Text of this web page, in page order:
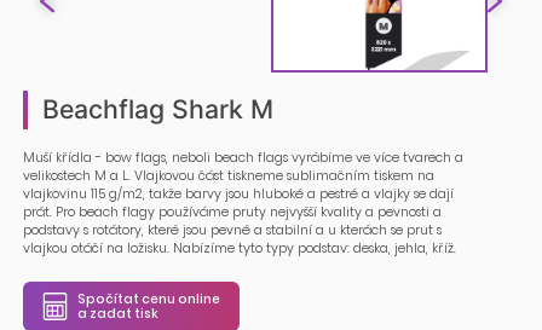
Beachflag Shark M
Muší křídla - bow flags, neboli beach flags vyrábíme ve více tvarech a
velikostech M a L. Vlajkovou část tiskneme sublimačním tiskem na
vlajkovinu 115 g/m2, takže barvy jsou hluboké a pestré a vlajky se dají
prát. Pro beach flagy používáme pruty nejvyšší kvality a pevnosti a
podstavy s rotátory, které jsou pevné a stabilní a u kterách se prut s
vlajkou otáčí na ložisku. Nabízíme tyto typy podstav: deska, jehla, kříž.
Spočítat cenu online
a zadat tisk